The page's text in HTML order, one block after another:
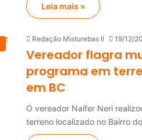
Leia mais »
Redação Misturebas II 19/12/
Vereador flagra
programa em
em BC
O vereador Naifer Neri
terreno localizado no Bairro